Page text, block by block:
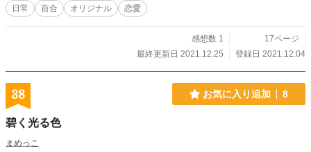
日常 百合 オリジナル 恋愛
感想数 1
17ページ
最終更新日 2021.12.25
登録日 2021.12.04
38 お気に入り追加 8
碧く光る色
まめっこ